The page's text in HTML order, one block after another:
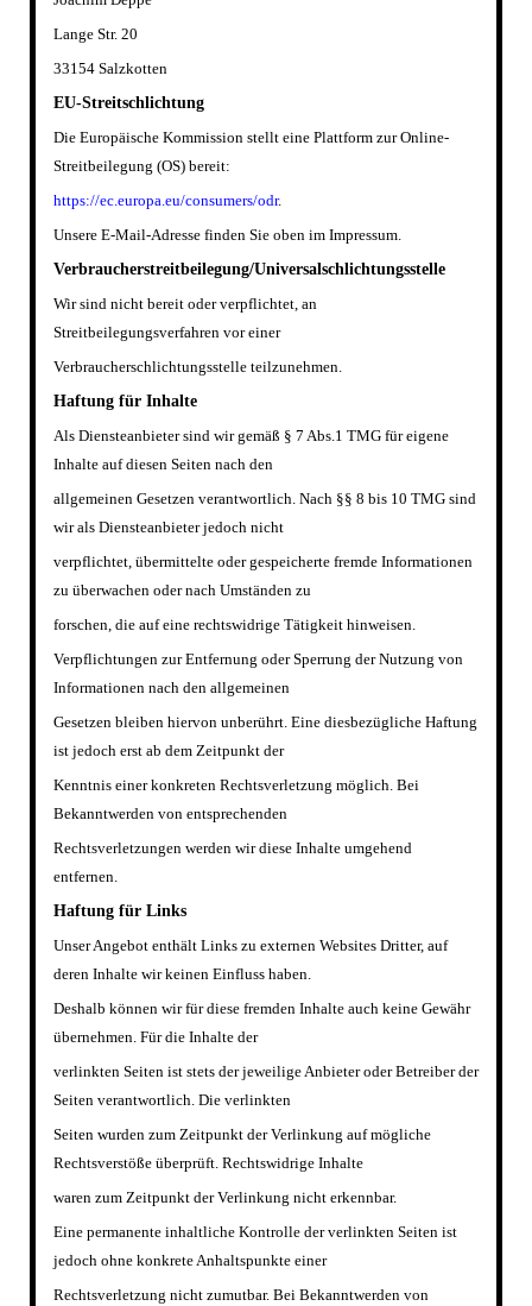
Lange Str. 20
33154 Salzkotten
EU-Streitschlichtung
Die Europäische Kommission stellt eine Plattform zur Online-
Streitbeilegung (OS) bereit:
https://ec.europa.eu/consumers/odr.
Unsere E-Mail-Adresse finden Sie oben im Impressum.
Verbraucherstreitbeilegung/Universalschlichtungsstelle
Wir sind nicht bereit oder verpflichtet, an
Streitbeilegungsverfahren vor einer
Verbraucherschlichtungsstelle teilzunehmen.
Haftung für Inhalte
Als Diensteanbieter sind wir gemäß § 7 Abs.1 TMG für eigene
Inhalte auf diesen Seiten nach den
allgemeinen Gesetzen verantwortlich. Nach §§ 8 bis 10 TMG sind
wir als Diensteanbieter jedoch nicht
verpflichtet, übermittelte oder gespeicherte fremde Informationen
zu überwachen oder nach Umständen zu
forschen, die auf eine rechtswidrige Tätigkeit hinweisen.
Verpflichtungen zur Entfernung oder Sperrung der Nutzung von
Informationen nach den allgemeinen
Gesetzen bleiben hiervon unberührt. Eine diesbezügliche Haftung
ist jedoch erst ab dem Zeitpunkt der
Kenntnis einer konkreten Rechtsverletzung möglich. Bei
Bekanntwerden von entsprechenden
Rechtsverletzungen werden wir diese Inhalte umgehend
entfernen.
Haftung für Links
Unser Angebot enthält Links zu externen Websites Dritter, auf
deren Inhalte wir keinen Einfluss haben.
Deshalb können wir für diese fremden Inhalte auch keine Gewähr
übernehmen. Für die Inhalte der
verlinkten Seiten ist stets der jeweilige Anbieter oder Betreiber der
Seiten verantwortlich. Die verlinkten
Seiten wurden zum Zeitpunkt der Verlinkung auf mögliche
Rechtsverstöße überprüft. Rechtswidrige Inhalte
waren zum Zeitpunkt der Verlinkung nicht erkennbar.
Eine permanente inhaltliche Kontrolle der verlinkten Seiten ist
jedoch ohne konkrete Anhaltspunkte einer
Rechtsverletzung nicht zumutbar. Bei Bekanntwerden von